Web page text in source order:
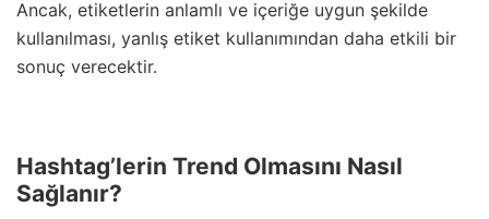
Ancak, etiketlerin anlamlı ve içeriğe uygun şekilde
kullanılması, yanlış etiket kullanımından daha etkili bir
sonuç verecektir.
Hashtag’lerin Trend Olmasını Nasıl
Sağlanır?